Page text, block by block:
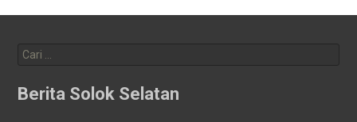
untuk:
Berita Solok Selatan